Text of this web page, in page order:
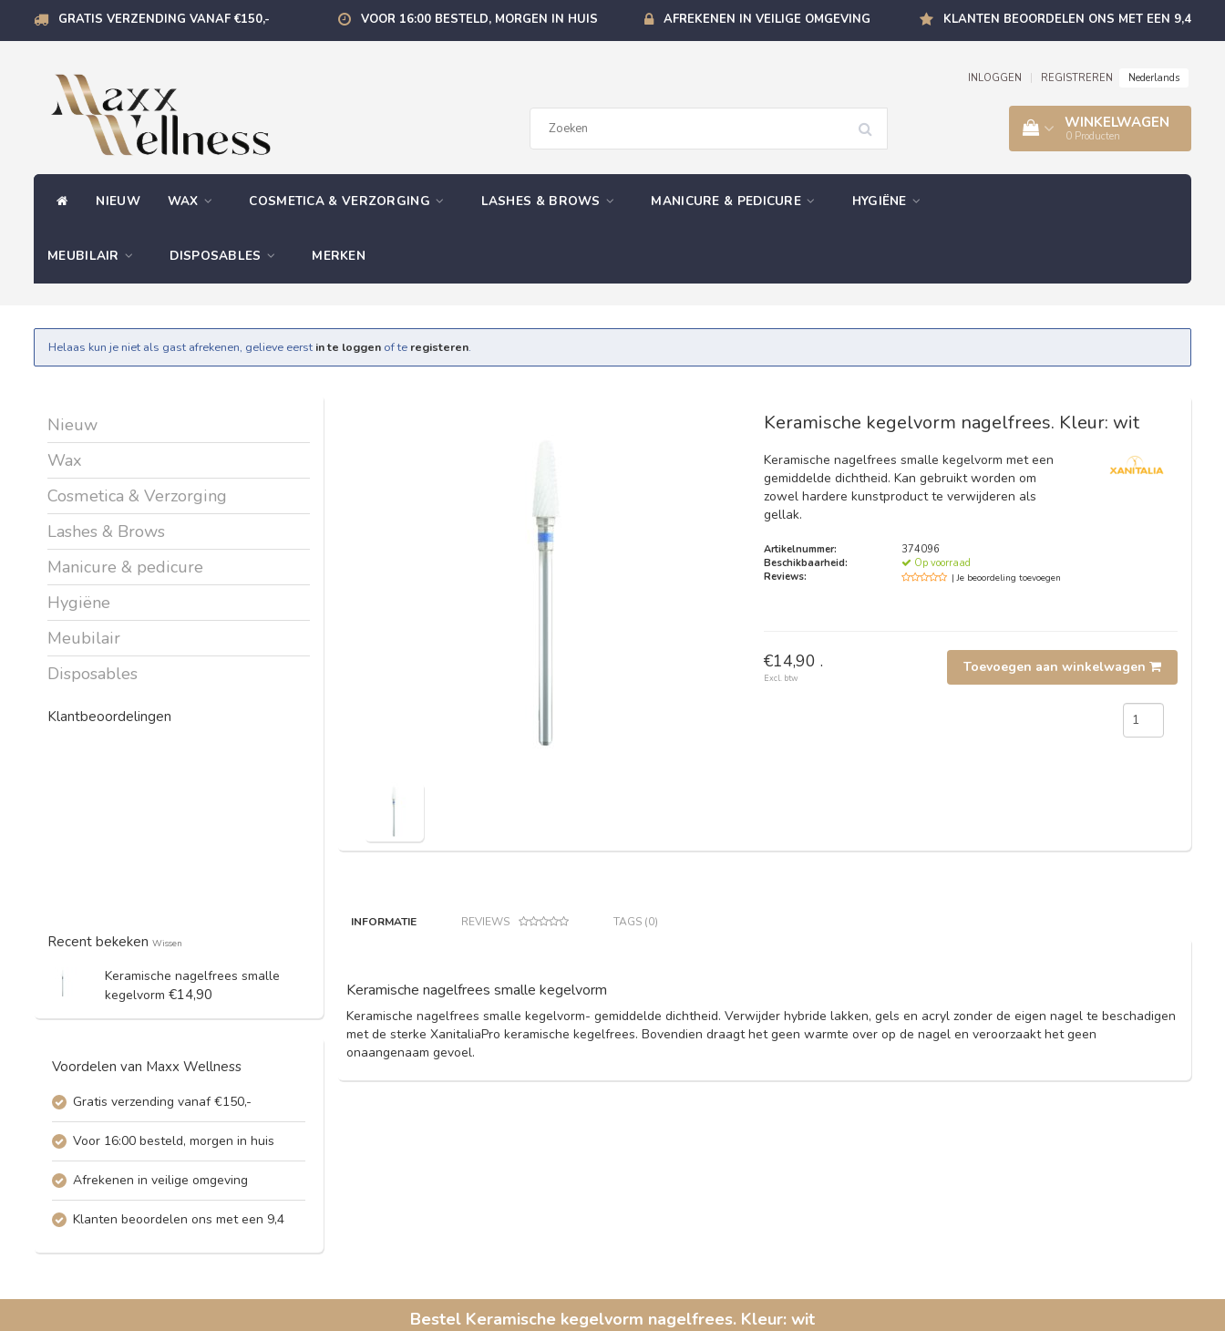
GRATIS VERZENDING VANAF €150,- VOOR 16:00 BESTELD, MORGEN IN HUIS AFREKENEN IN VEILIGE OMGEVING KLANTEN BEOORDELEN ONS MET EEN 9,4
INLOGGEN REGISTREREN Nederlands
WINKELWAGEN
0 Producten
NIEUW WAX COSMETICA & VERZORGING LASHES & BROWS MANICURE & PEDICURE HYGIËNE
MEUBILAIR DISPOSABLES MERKEN
Helaas kun je niet als gast afrekenen, gelieve eerst in te loggen of te registeren.
Nieuw
Wax
Cosmetica & Verzorging
Lashes & Brows
Manicure & pedicure
Hygiëne
Meubilair
Disposables
Klantbeoordelingen
Recent bekeken Wissen
Keramische nagelfrees smalle
kegelvorm €14,90
Voordelen van Maxx Wellness
Gratis verzending vanaf €150,-
Voor 16:00 besteld, morgen in huis
Afrekenen in veilige omgeving
Klanten beoordelen ons met een 9,4
Keramische kegelvorm nagelfrees. Kleur: wit
Keramische nagelfrees smalle kegelvorm met een
gemiddelde dichtheid. Kan gebruikt worden om
zowel hardere kunstproduct te verwijderen als
gellak.
Artikelnummer:
374096
Beschikbaarheid:
Op voorraad
Reviews:
| Je beoordeling toevoegen
€14,90 .
Excl. btw
Toevoegen aan winkelwagen
INFORMATIE REVIEWS TAGS (0)
Keramische nagelfrees smalle kegelvorm
Keramische nagelfrees smalle kegelvorm- gemiddelde dichtheid. Verwijder hybride lakken, gels en acryl zonder de eigen nagel te beschadigen
met de sterke XanitaliaPro keramische kegelfrees. Bovendien draagt het geen warmte over op de nagel en veroorzaakt het geen
onaangenaam gevoel.
Bestel Keramische kegelvorm nagelfrees. Kleur: wit